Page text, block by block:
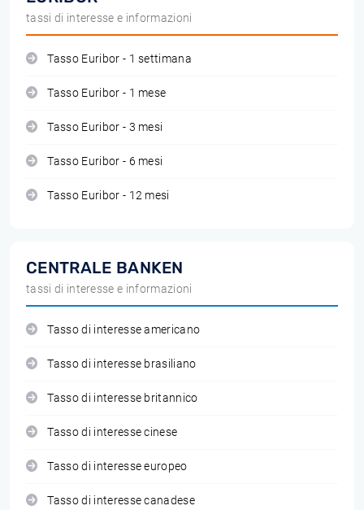
tassi di interesse e informazioni
Tasso Euribor - 1 settimana
Tasso Euribor - 1 mese
Tasso Euribor - 3 mesi
Tasso Euribor - 6 mesi
Tasso Euribor - 12 mesi
CENTRALE BANKEN
tassi di interesse e informazioni
Tasso di interesse americano
Tasso di interesse brasiliano
Tasso di interesse britannico
Tasso di interesse cinese
Tasso di interesse europeo
Tasso di interesse canadese